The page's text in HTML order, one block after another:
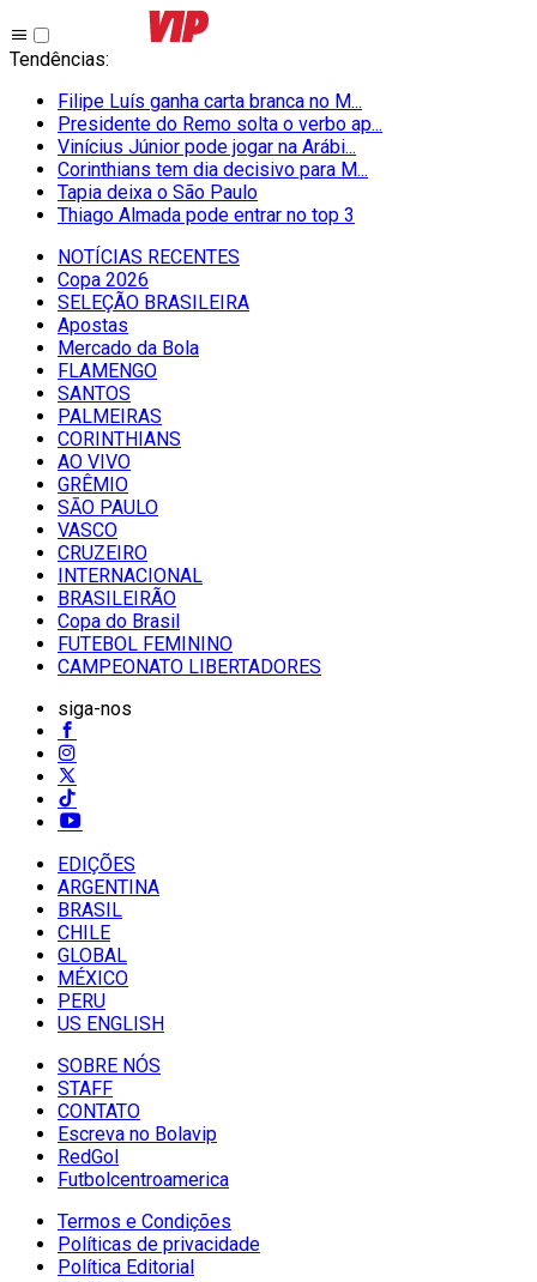
Tendências:
Filipe Luís ganha carta branca no M...
Presidente do Remo solta o verbo ap...
Vinícius Júnior pode jogar na Arábi...
Corinthians tem dia decisivo para M...
Tapia deixa o São Paulo
Thiago Almada pode entrar no top 3
NOTÍCIAS RECENTES
Copa 2026
SELEÇÃO BRASILEIRA
Apostas
Mercado da Bola
FLAMENGO
SANTOS
PALMEIRAS
CORINTHIANS
AO VIVO
GRÊMIO
SĀO PAULO
VASCO
CRUZEIRO
INTERNACIONAL
BRASILEIRÃO
Copa do Brasil
FUTEBOL FEMININO
CAMPEONATO LIBERTADORES
siga-nos
EDIÇÕES
ARGENTINA
BRASIL
CHILE
GLOBAL
MÉXICO
PERU
US ENGLISH
SOBRE NÓS
STAFF
CONTATO
Escreva no Bolavip
RedGol
Futbolcentroamerica
Termos e Condições
Políticas de privacidade
Política Editorial